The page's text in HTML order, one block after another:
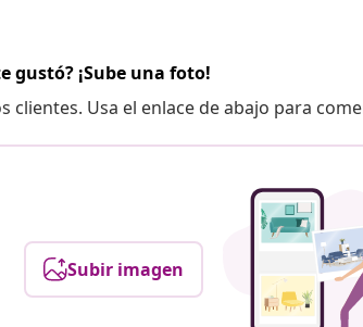
gustó? ¡Sube una foto!
clientes. Usa el enlace de abajo para
Subir imagen